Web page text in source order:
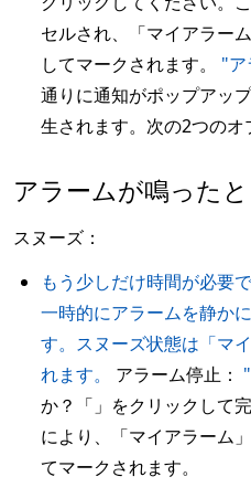
セルされ、「マイアラー
してマークされます。 "ア
通りに通知がポップアッ
生されます。次の2つのオ
アラームが鳴ったと
スヌーズ：
もう少しだけ時間が必要
一時的にアラームを静か
す。スヌーズ状態は「マ
れます。
アラーム停止：
か？「」をクリックして
により、「マイアラーム
てマークされます。